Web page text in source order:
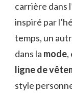
carrière dans
inspiré par
temps, un
dans la mode,
ligne de
style